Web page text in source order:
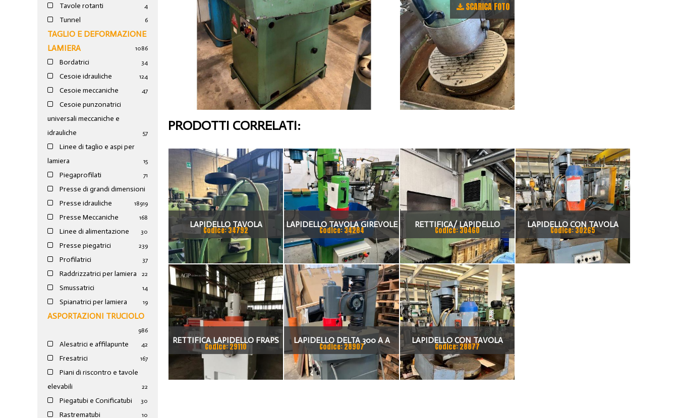
Tavole rotanti 4
Tunnel 6
TAGLIO E DEFORMAZIONE
LAMIERA
1086
Bordatrici 34
Cesoie idrauliche 124
Cesoie meccaniche 47
Cesoie punzonatrici
universali meccaniche e
idrauliche
57
Linee di taglio e aspi per
lamiera
15
Piegaprofilati 71
Presse di grandi dimensioni
19
Presse idrauliche 189
Presse Meccaniche 168
Linee di alimentazione 30
Presse piegatrici 239
Profilatrici 37
Raddrizzatrici per lamiera 22
Smussatrici 14
Spianatrici per lamiera 19
ASPORTAZIONI TRUCIOLO
986
Alesatrici e affilapunte 42
Fresatrici 167
Piani di riscontro e tavole
elevabili
22
Piegatubi e Conificatubi 30
Rastrematubi 10
SCARICA FOTO
PRODOTTI CORRELATI:
LAPIDELLO TAVOLA
CIRCOLARE MCR 300
Codice: 34792
LAPIDELLO TAVOLA GIREVOLE
Codice: 34284
RETTIFICA/ LAPIDELLO
TAVOLA DIAMETRO 1000MM
CORSA 1200MM DA
VERIFICARE ZOCCA IDRO
Codice: 30460
LAPIDELLO CON TAVOLA
GIREVOLE
Codice: 30265
RETTIFICA LAPIDELLO FRAPS
CON TAVOLA ROTANTE
Codice: 29110
LAPIDELLO DELTA 300 A A
TAVOLA GIREVOLE MANUALE
DA 350MM
Codice: 28907
LAPIDELLO CON TAVOLA
GIREVOLE VAM 400
Codice: 28877